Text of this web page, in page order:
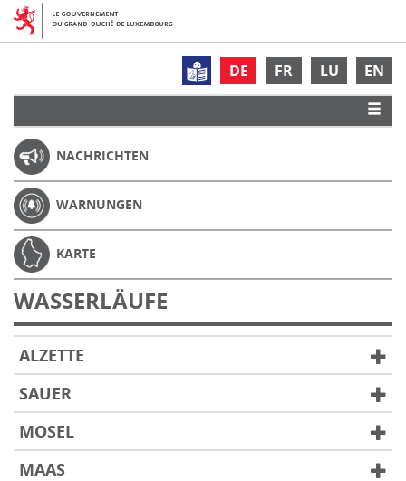
DE FR LU EN
NACHRICHTEN
WARNUNGEN
KARTE
WASSERLÄUFE
ALZETTE
SAUER
MOSEL
MAAS